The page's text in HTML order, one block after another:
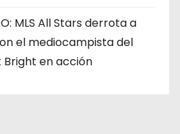
MLS All Stars derrota a
el mediocampista del
Bright en acción